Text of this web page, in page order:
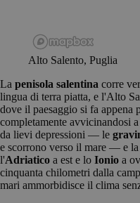
Alto Salento, Puglia
La penisola salentina corre
lingua di terra piatta, e l'Alto
dove il paesaggio si fa appena
completamente avvicinandosi a
da lievi depressioni — le
e scorrono verso il mare — e
l'Adriatico a est e lo Ionio a
cinquanta chilometri dalla
mari ammorbidisce il clima